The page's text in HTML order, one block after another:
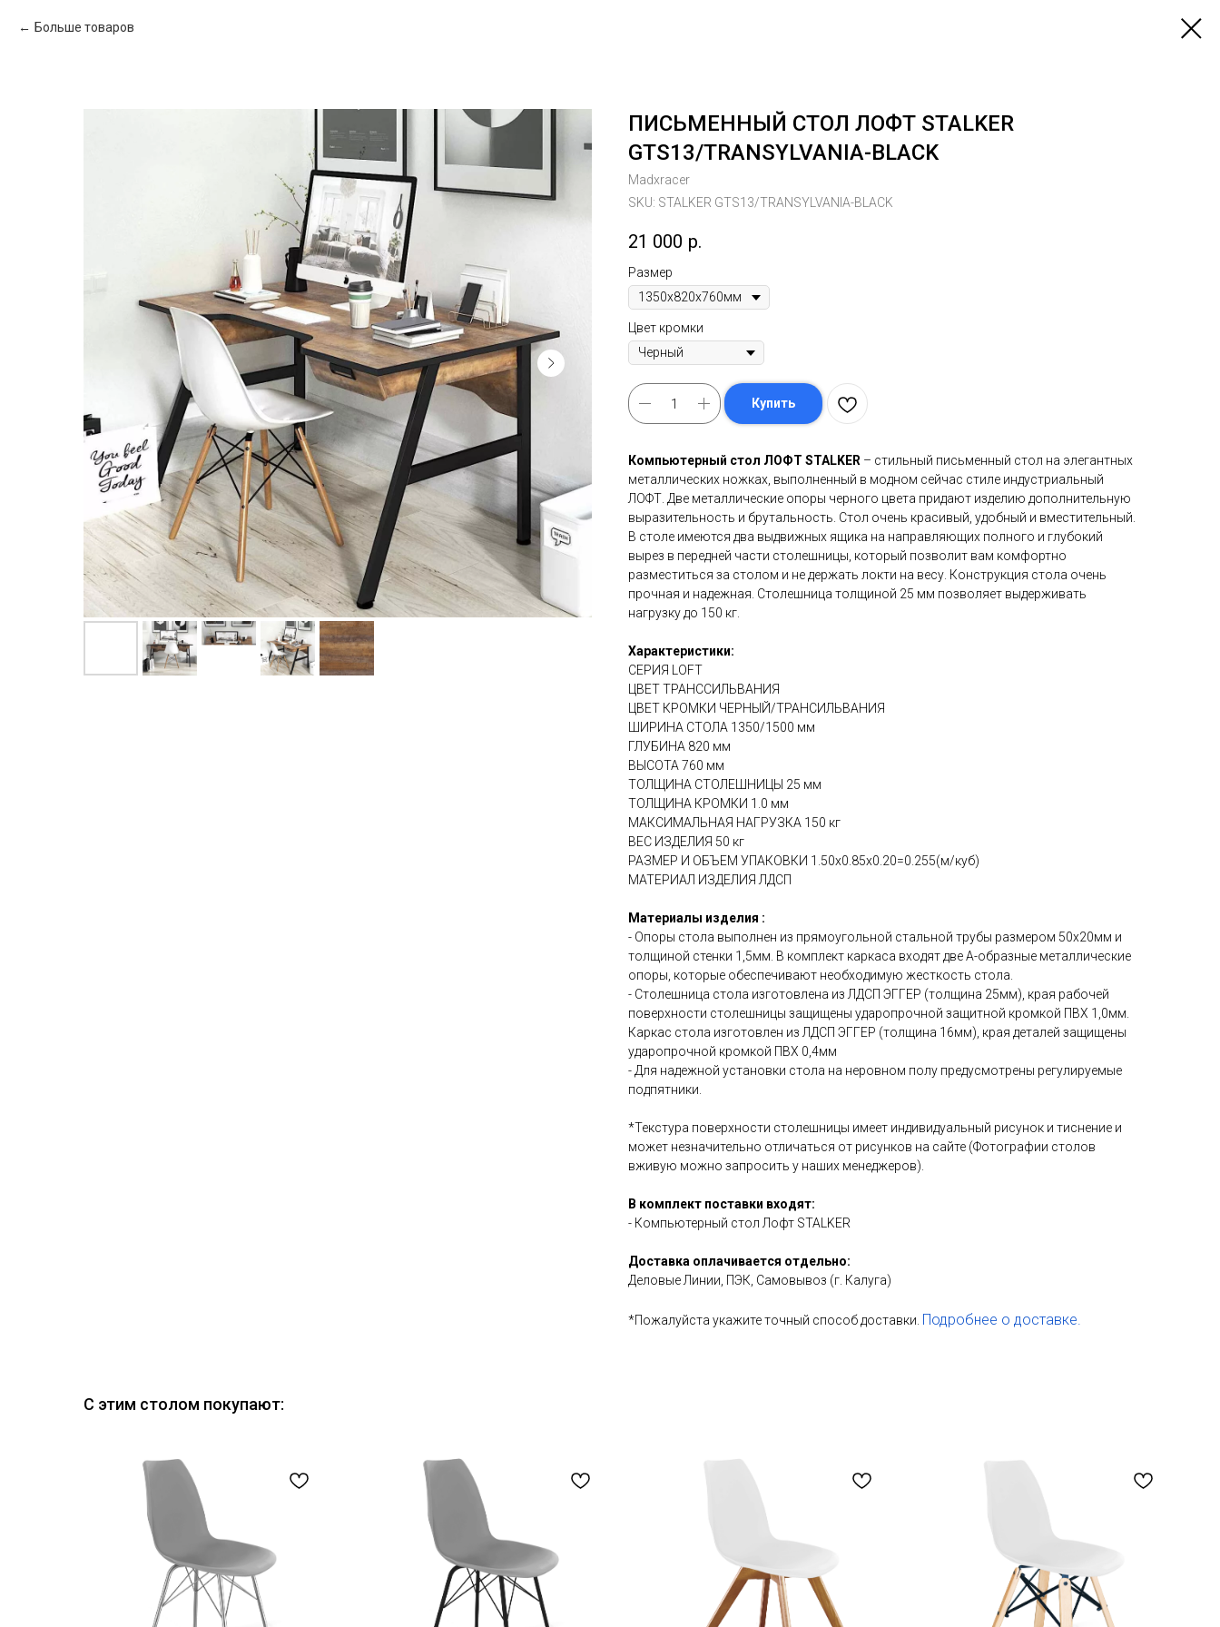
Больше товаров
ПИСЬМЕННЫЙ СТОЛ ЛОФТ STALKER
GTS13/TRANSYLVANIA-BLACK
Madxracer
SKU: STALKER GTS13/TRANSYLVANIA-BLACK
21 000 р.
Размер
Цвет кромки
Купить
Компьютерный стол ЛОФТ STALKER – стильный письменный стол на элегантных
металлических ножках, выполненный в модном сейчас стиле индустриальный
ЛОФТ. Две металлические опоры черного цвета придают изделию дополнительную
выразительность и брутальность. Стол очень красивый, удобный и вместительный.
В столе имеются два выдвижных ящика на направляющих полного и глубокий
вырез в передней части столешницы, который позволит вам комфортно
разместиться за столом и не держать локти на весу. Конструкция стола очень
прочная и надежная. Столешница толщиной 25 мм позволяет выдерживать
нагрузку до 150 кг.
Характеристики:
СЕРИЯ LOFT
ЦВЕТ ТРАНССИЛЬВАНИЯ
ЦВЕТ КРОМКИ ЧЕРНЫЙ/ТРАНСИЛЬВАНИЯ
ШИРИНА СТОЛА 1350/1500 мм
ГЛУБИНА 820 мм
ВЫСОТА 760 мм
ТОЛЩИНА СТОЛЕШНИЦЫ 25 мм
ТОЛЩИНА КРОМКИ 1.0 мм
МАКСИМАЛЬНАЯ НАГРУЗКА 150 кг
ВЕС ИЗДЕЛИЯ 50 кг
РАЗМЕР И ОБЪЕМ УПАКОВКИ 1.50х0.85х0.20=0.255(м/куб)
МАТЕРИАЛ ИЗДЕЛИЯ ЛДСП
Материалы изделия :
- Опоры стола выполнен из прямоугольной стальной трубы размером 50х20мм и
толщиной стенки 1,5мм. В комплект каркаса входят две А-образные металлические
опоры, которые обеспечивают необходимую жесткость стола.
- Столешница стола изготовлена из ЛДСП ЭГГЕР (толщина 25мм), края рабочей
поверхности столешницы защищены ударопрочной защитной кромкой ПВХ 1,0мм.
Каркас стола изготовлен из ЛДСП ЭГГЕР (толщина 16мм), края деталей защищены
ударопрочной кромкой ПВХ 0,4мм
- Для надежной установки стола на неровном полу предусмотрены регулируемые
подпятники.
*Текстура поверхности столешницы имеет индивидуальный рисунок и тиснение и
может незначительно отличаться от рисунков на сайте (Фотографии столов
вживую можно запросить у наших менеджеров).
В комплект поставки входят:
- Компьютерный стол Лофт STALKER
Доставка оплачивается отдельно:
Деловые Линии, ПЭК, Самовывоз (г. Калуга)
*Пожалуйста укажите точный способ доставки. Подробнее о доставке.
С этим столом покупают: